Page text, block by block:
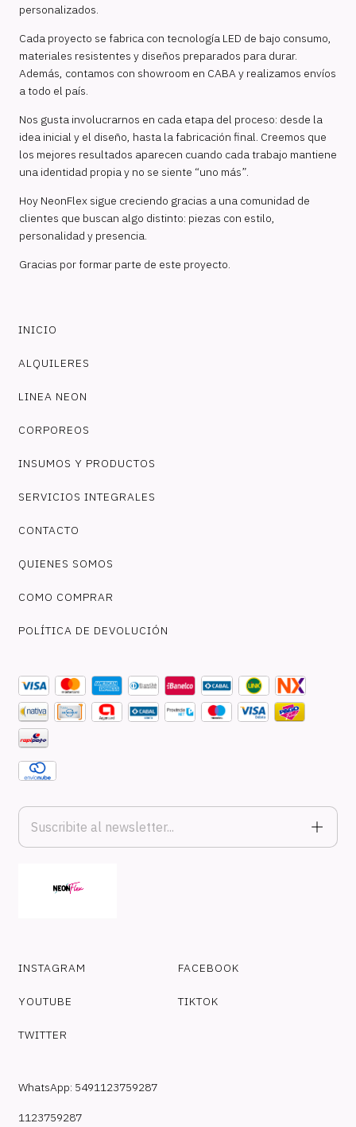
personalizados.
Cada proyecto se fabrica con tecnología LED de bajo consumo,
materiales resistentes y diseños preparados para durar.
Además, contamos con showroom en CABA y realizamos envíos
a todo el país.
Nos gusta involucrarnos en cada etapa del proceso: desde la
idea inicial y el diseño, hasta la fabricación final. Creemos que
los mejores resultados aparecen cuando cada trabajo mantiene
una identidad propia y no se siente “uno más”.
Hoy NeonFlex sigue creciendo gracias a una comunidad de
clientes que buscan algo distinto: piezas con estilo,
personalidad y presencia.
Gracias por formar parte de este proyecto.
INICIO
ALQUILERES
LINEA NEON
CORPOREOS
INSUMOS Y PRODUCTOS
SERVICIOS INTEGRALES
CONTACTO
QUIENES SOMOS
COMO COMPRAR
POLÍTICA DE DEVOLUCIÓN
INSTAGRAM FACEBOOK
YOUTUBE TIKTOK
TWITTER
WhatsApp: 5491123759287
1123759287